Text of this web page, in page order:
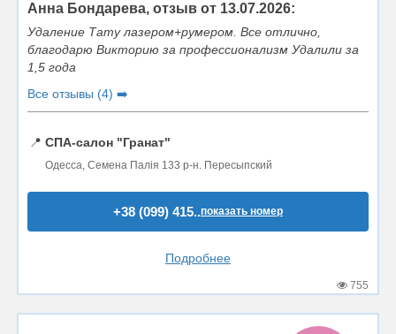
Анна Бондарева, отзыв от 13.07.2026:
Удаление Тату лазером+румером. Все отлично,
благодарю Викторию за профессионализм Удалили за
1,5 года
Все отзывы (4) ➡️
📍 СПА-салон "Гранат"
Одесса, Семена Палія 133 р-н. Пересыпский
+38 (099) 415..показать номер
Подробнее
755